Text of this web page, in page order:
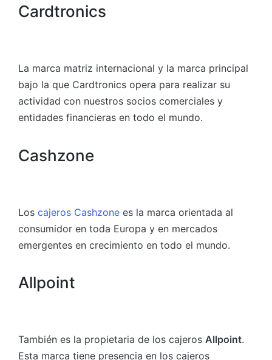
Cardtronics
La marca matriz internacional y la marca principal
bajo la que Cardtronics opera para realizar su
actividad con nuestros socios comerciales y
entidades financieras en todo el mundo.
Cashzone
Los cajeros Cashzone es la marca orientada al
consumidor en toda Europa y en mercados
emergentes en crecimiento en todo el mundo.
Allpoint
También es la propietaria de los cajeros Allpoint.
Esta marca tiene presencia en los cajeros